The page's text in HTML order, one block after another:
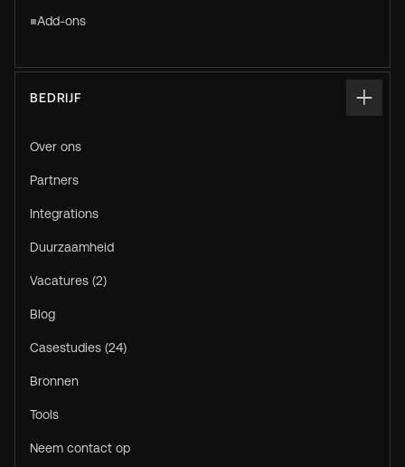
Add-ons
BEDRIJF
Over ons
Partners
Integrations
Duurzaamheid
Vacatures (2)
Blog
Casestudies (24)
Bronnen
Tools
Neem contact op